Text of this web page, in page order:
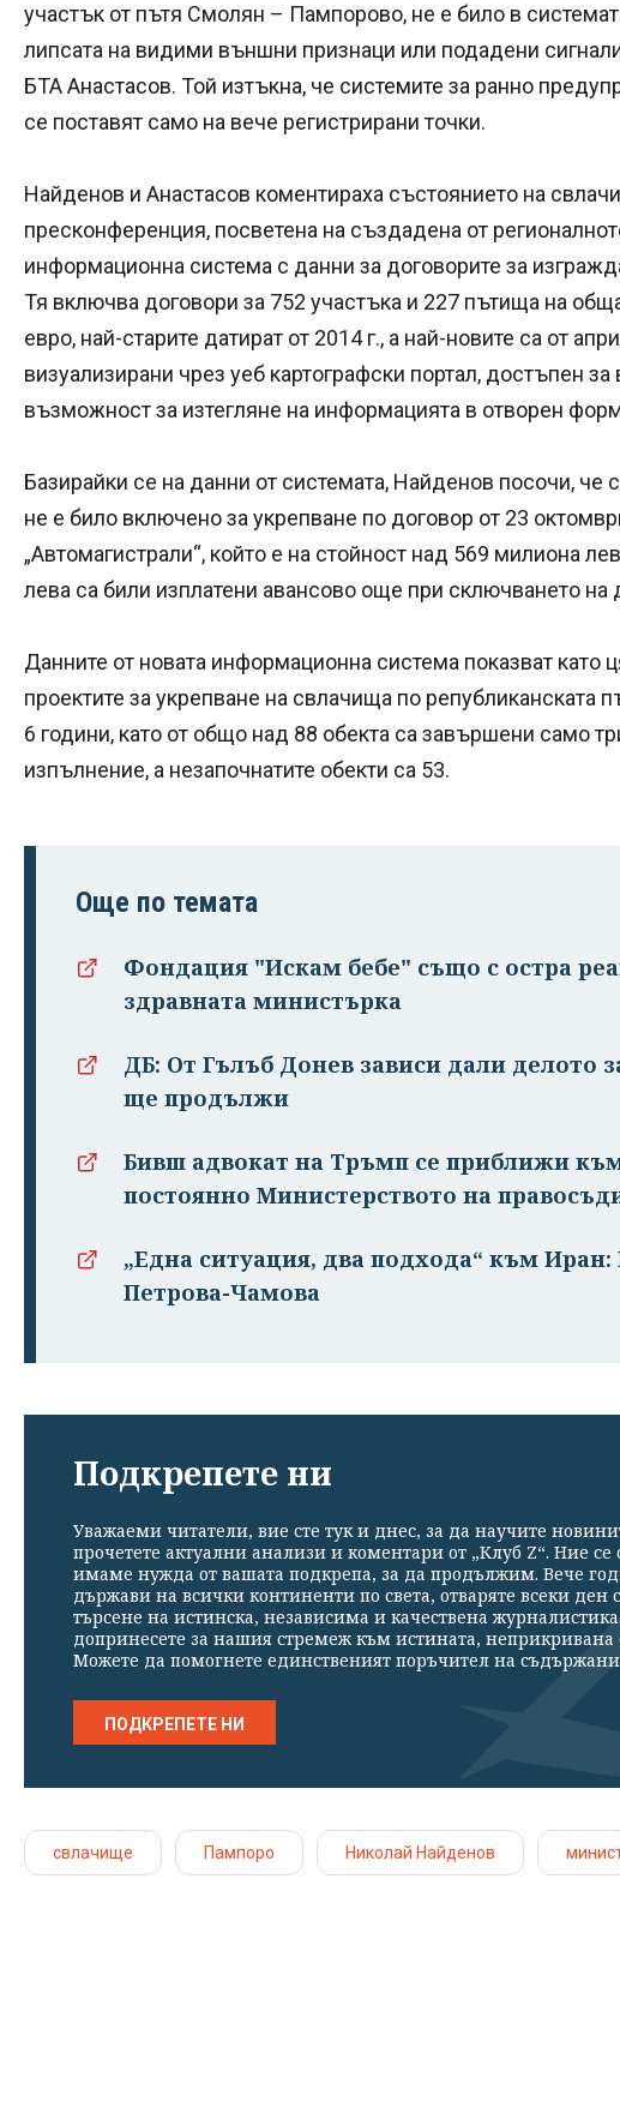
участък от пътя Смолян – Пампорово, не е било в
липсата на видими външни признаци или подадени
БТА Анастасов. Той изтъкна, че системите за ранно
се поставят само на вече регистрирани точки.
Найденов и Анастасов коментираха състоянието на
пресконференция, посветена на създадена от
информационна система с данни за договорите за
Тя включва договори за 752 участъка и 227 пътища на
евро, най-старите датират от 2014 г., а най-новите са от
визуализирани чрез уеб картографски портал, достъпен
възможност за изтегляне на информацията в отворен
Базирайки се на данни от системата, Найденов посочи,
не е било включено за укрепване по договор от 23
„Автомагистрали“, който е на стойност над 569 милиона
лева са били изплатени авансово още при сключването на
Данните от новата информационна система показват като
проектите за укрепване на свлачища по републиканската
6 години, като от общо над 88 обекта са завършени само
изпълнение, а незапочнатите обекти са 53.
Още по темата
Фондация "Искам бебе" също с остра
здравната министърка
ДБ: От Гълъб Донев зависи дали делото
ще продължи
Бивш адвокат на Тръмп се приближи
постоянно Министерството на
„Eдна ситуация, два подхода“ към Иран:
Петрова-Чамова
Подкрепете ни
Уважаеми читатели, вие сте тук и днес, за да научите
прочетете актуални анализи и коментари от „Клуб Z“. Ние
имаме нужда от вашата подкрепа, за да продължим. Вече
държави на всички континенти по света, отваряте всеки ден
търсене на истинска, независима и качествена
допринесете за нашия стремеж към истината, неприкривана
Можете да помогнете единственият поръчител на
ПОДКРЕПЕТЕ НИ
свлачище Пампоро Николай Найденов